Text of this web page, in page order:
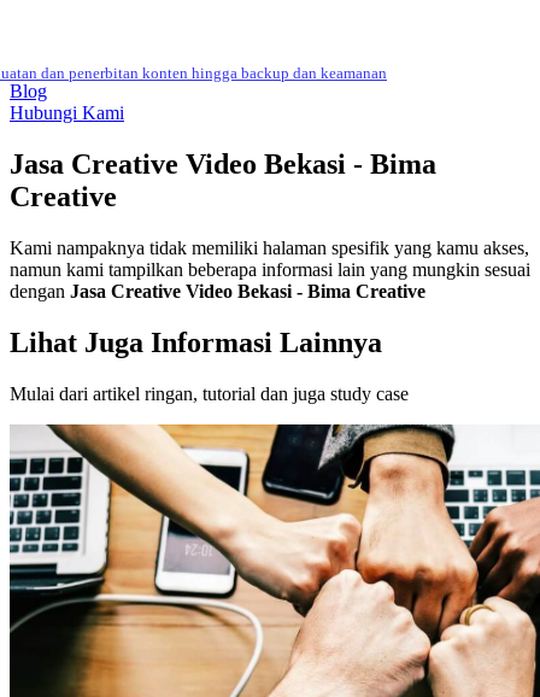
dan penerbitan konten hingga backup dan keamanan
Blog
Hubungi Kami
Jasa Creative Video Bekasi - Bima
Creative
Kami nampaknya tidak memiliki halaman spesifik yang kamu akses,
namun kami tampilkan beberapa informasi lain yang mungkin sesuai
dengan Jasa Creative Video Bekasi - Bima Creative
Lihat Juga Informasi Lainnya
Mulai dari artikel ringan, tutorial dan juga study case